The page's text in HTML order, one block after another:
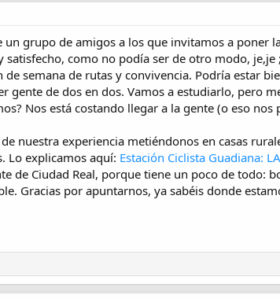
grupo de amigos a los que invitamos a poner
como no podía ser de otro modo, je,je
semana de rutas y convivencia. Podría estar
de dos en dos. Vamos a estudiarlo, pero
Nos está costando llegar a la gente (o eso nos
nuestra experiencia metiéndonos en casas
Lo explicamos aquí: Estación Ciclista Guadiana:
de Ciudad Real, porque tiene un poco de todo:
Gracias por apuntarnos, ya sabéis donde